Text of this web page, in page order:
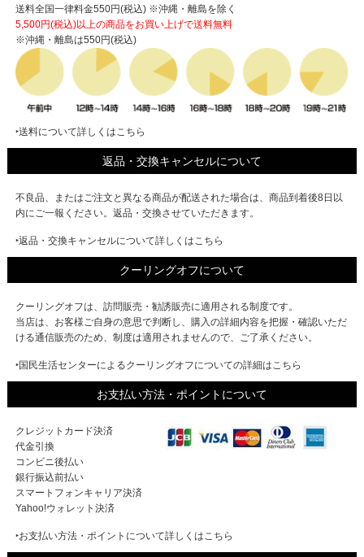
送料全国一律料金550円(税込) ※沖縄・離島を除く
5,500円(税込)以上の商品をお買い上げで送料無料
※沖縄・離島は550円(税込)
‣送料について詳しくはこちら
返品・交換キャンセルについて
不良品、またはご注文と異なる商品が配送された場合は、商品到着後8日以
内にご一報ください。返品・交換させていただきます。
‣返品・交換キャンセルについて詳しくはこちら
クーリングオフについて
クーリングオフは、訪問販売・勧誘販売に適用される制度です。
当店は、お客様ご自身の意思で判断し、購入の詳細内容を把握・確認いただ
ける通信販売のため、制度は適用されませんので、ご了承ください。
‣国民生活センターによるクーリングオフについての詳細はこちら
お支払い方法・ポイントについて
クレジットカード決済
代金引換
コンビニ後払い
銀行振込前払い
スマートフォンキャリア決済
Yahoo!ウォレット決済
‣お支払い方法・ポイントについて詳しくはこちら